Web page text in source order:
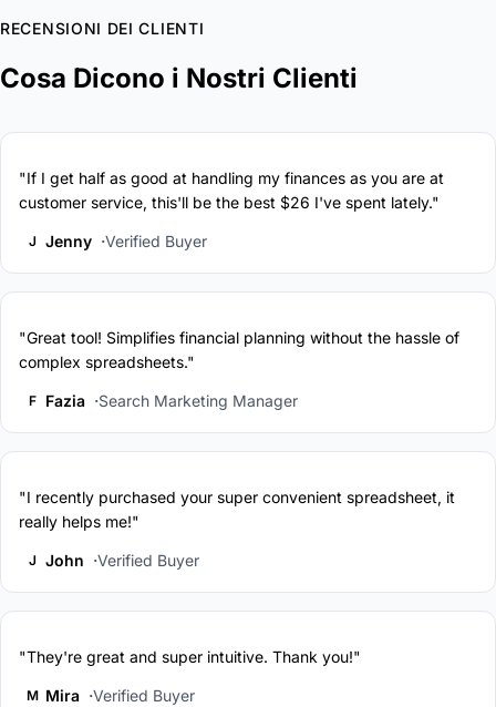
RECENSIONI DEI CLIENTI
Cosa Dicono i Nostri Clienti
"If I get half as good at handling my finances as you are at
customer service, this'll be the best $26 I've spent lately."
J Jenny Verified Buyer
"Great tool! Simplifies financial planning without the hassle of
complex spreadsheets."
F Fazia Search Marketing Manager
"I recently purchased your super convenient spreadsheet, it
really helps me!"
J John Verified Buyer
"They're great and super intuitive. Thank you!"
M Mira Verified Buyer